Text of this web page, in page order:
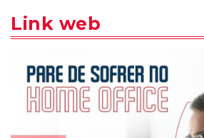
Link web